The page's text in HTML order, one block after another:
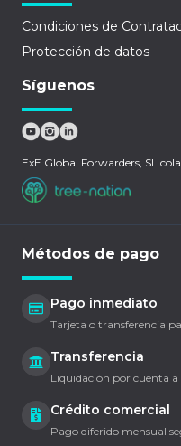
Condiciones de
Protección de datos
Síguenos
ExE Global Forwarders, SL
Métodos de pago
Pago inmediato
Tarjeta o transferencia
Transferencia
Liquidación por cuenta
Crédito comercial
Pago diferido mensual